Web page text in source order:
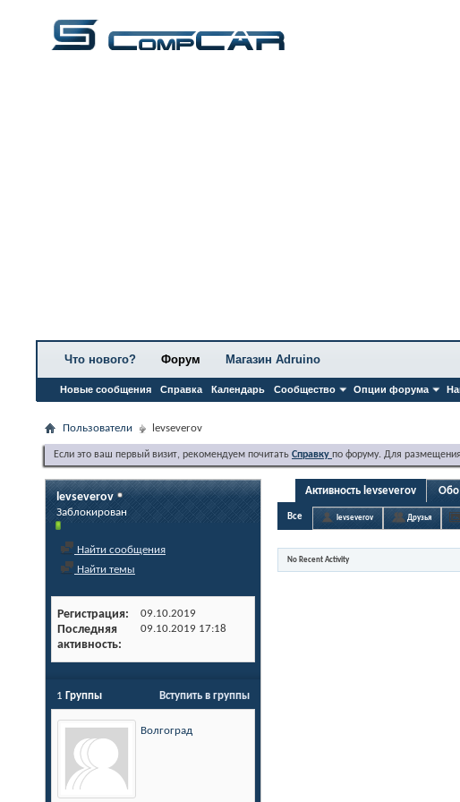
Что нового? Форум
Новые сообщения Справка Календарь Сообщество Опции форума
Магазин Adruino
Пользователи levseverov
Если это ваш первый визит, рекомендуем почитать Справку по форуму. Для
levseverov
Заблокирован
Найти сообщения
Найти темы
Регистрация 09.10.2019
Последняя
активность
09.10.2019 17:18
Вступить в группы
1 Группы
Волгоград
Активность levseverov
Все levseverov Друзья
No Recent Activity